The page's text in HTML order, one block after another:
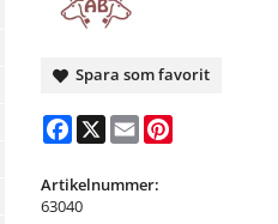
Spara som favorit
Facebook
X Email
Artikelnummer:
63040